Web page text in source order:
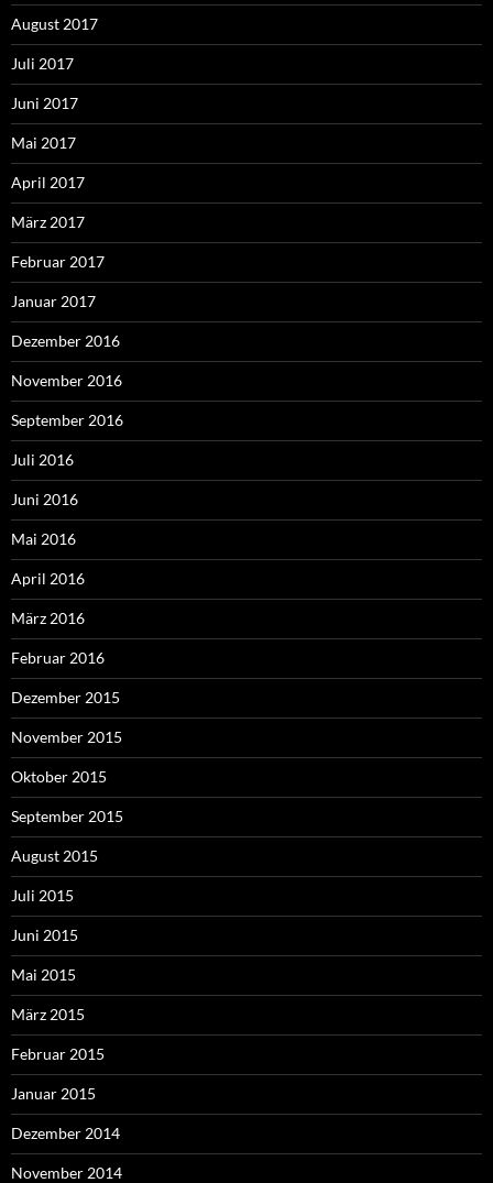
August 2017
Juli 2017
Juni 2017
Mai 2017
April 2017
März 2017
Februar 2017
Januar 2017
Dezember 2016
November 2016
September 2016
Juli 2016
Juni 2016
Mai 2016
April 2016
März 2016
Februar 2016
Dezember 2015
November 2015
Oktober 2015
September 2015
August 2015
Juli 2015
Juni 2015
Mai 2015
März 2015
Februar 2015
Januar 2015
Dezember 2014
November 2014